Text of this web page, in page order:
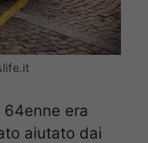
64enne era
aiutato dai